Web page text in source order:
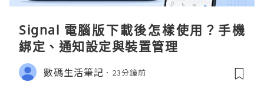
Signal 電腦版下載後怎樣使用？手機
綁定、通知設定與裝置管理
數碼生活筆記 23分鐘前